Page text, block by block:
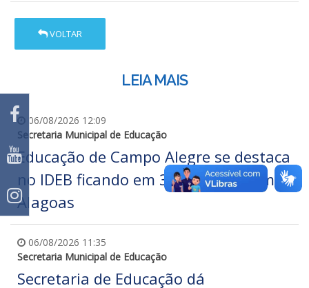
VOLTAR
LEIA MAIS
06/08/2026 12:09
Secretaria Municipal de Educação
Educação de Campo Alegre se destaca
no IDEB ficando em 3º e 5º lugar em
Alagoas
06/08/2026 11:35
Secretaria Municipal de Educação
Secretaria de Educação dá